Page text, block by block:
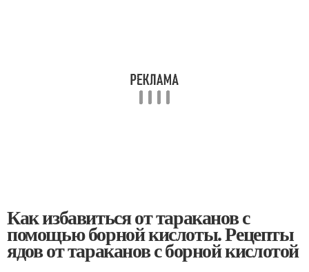
Как избавиться от тараканов с
помощью борной кислоты. Рецепты
ядов от тараканов с борной кислотой